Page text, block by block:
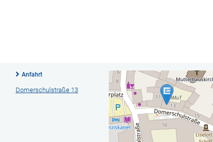
Anfahrt
Domerschulstraße 13